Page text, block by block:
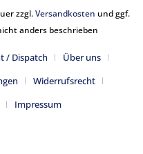
zzgl.Versandkosten und ggf.
anders beschrieben
/ Dispatch
Über uns
Widerrufsrecht
Impressum